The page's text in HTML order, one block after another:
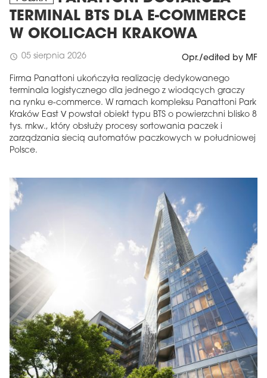
TERMINAL BTS DLA E-COMMERCE
W OKOLICACH KRAKOWA
schedule 05 sierpnia 2026 Opr./edited by MF
Firma Panattoni ukończyła realizację dedykowanego
terminala logistycznego dla jednego z wiodących graczy
na rynku e-commerce. W ramach kompleksu Panattoni Park
Kraków East V powstał obiekt typu BTS o powierzchni blisko 8
tys. mkw., który obsłuży procesy sortowania paczek i
zarządzania siecią automatów paczkowych w południowej
Polsce.